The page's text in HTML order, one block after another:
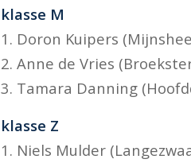
klasse M
1. Doron Kuipers
2. Anne de Vries
3. Tamara Danning
klasse Z
1. Niels Mulder